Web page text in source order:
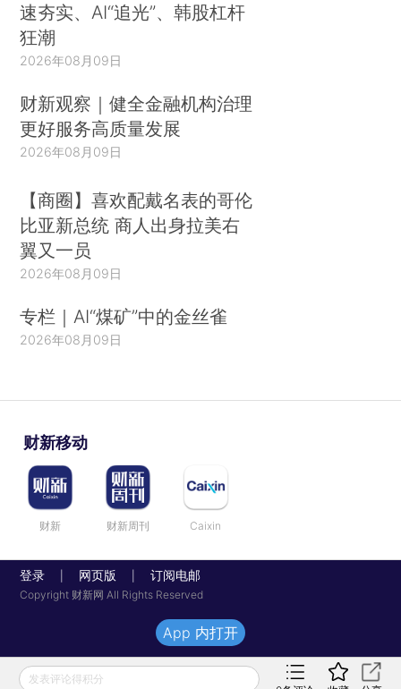
速夯实、AI“追光”、韩股杠杆
狂潮
2026年08月09日
财新观察｜健全金融机构治理
更好服务高质量发展
2026年08月09日
【商圈】喜欢配戴名表的哥伦
比亚新总统 商人出身拉美右
翼又一员
2026年08月09日
专栏｜AI“煤矿”中的金丝雀
2026年08月09日
财新移动
财新 财新周刊 Caixin
登录 网页版 订阅电邮
Copyright 财新网 All Rights Reserved
发表评论得积分
App 内打开